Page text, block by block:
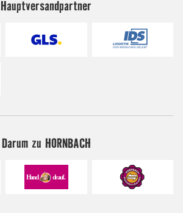
Hauptversandpartner
Darum zu HORNBACH